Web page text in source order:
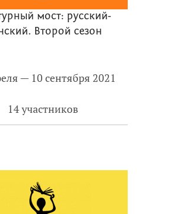
мост: русский-
Второй сезон
— 10 сентября 2021
14 участников